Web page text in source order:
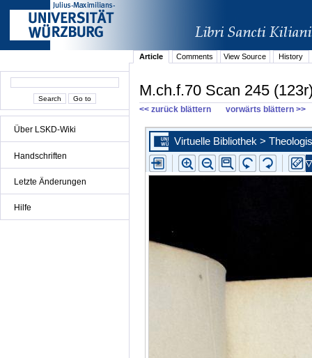
Über LSKD-Wiki
Handschriften
Letzte Änderungen
Hilfe
Article Comments View Source History
M.ch.f.70 Scan 245
<< zurück blättern vorwärts blättern >>